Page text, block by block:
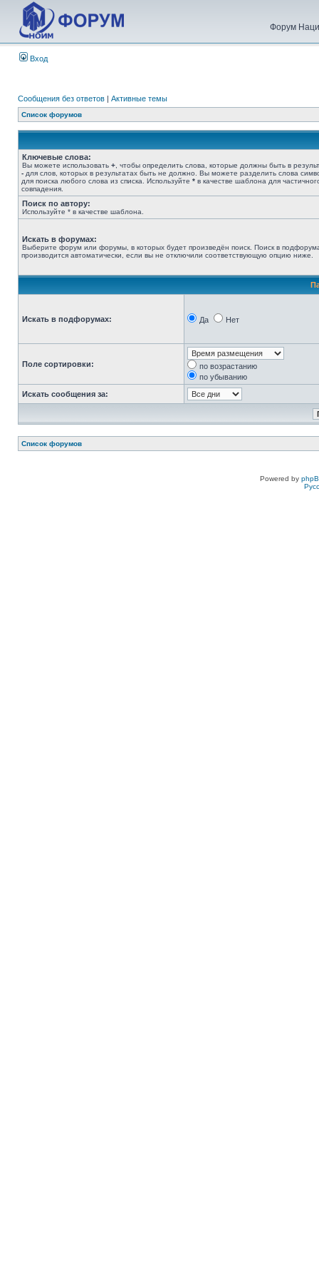
Форум
Вход
Сообщения без ответов | Активные темы
Список форумов
Ключевые слова:
Вы можете использовать + , чтобы определить слова, которые должны быть в
- для слов, которых в результатах быть не должно. Вы можете разделить слова
для поиска любого слова из списка. Используйте * в качестве шаблона для
совпадения.
Поиск по автору:
Используйте * в качестве шаблона.
Искать в форумах:
Выберите форум или форумы, в которых будет произведён поиск. Поиск в
производится автоматически, если вы не отключили соответствующую опцию ниже.
Искать в подфорумах: Да Нет
Поле сортировки:
по возрастанию
по убыванию
Искать сообщения за:
Список форумов
Powered by